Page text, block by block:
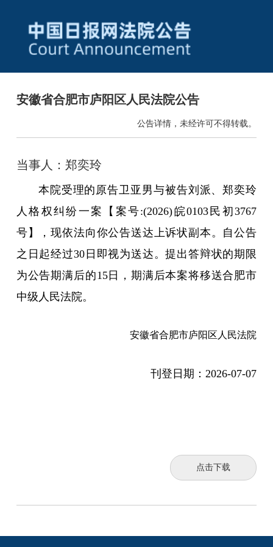
安徽省合肥市庐阳区人民法院公告
公告详情，未经许可不得转载。
当事人：郑奕玲
本院受理的原告卫亚男与被告刘派、郑奕玲
人格权纠纷一案【案号:(2026)皖0103民初3767
号】，现依法向你公告送达上诉状副本。自公告
之日起经过30日即视为送达。提出答辩状的期限
为公告期满后的15日，期满后本案将移送合肥市
中级人民法院。
安徽省合肥市庐阳区人民法院
刊登日期：2026-07-07
点击下载